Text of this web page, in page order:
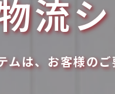
流
は、お客様の